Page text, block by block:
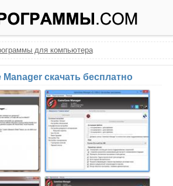
для компьютера
Manager скачать бесплатно